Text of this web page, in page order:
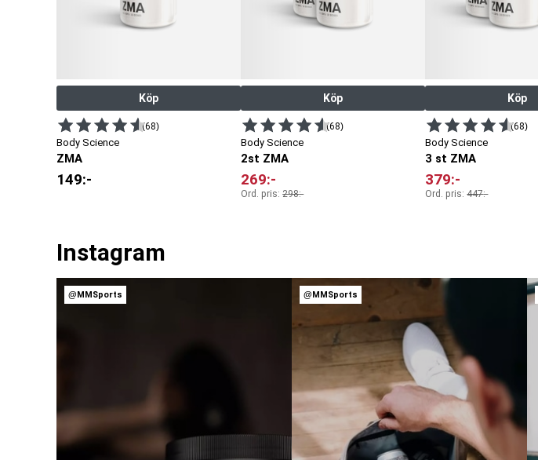
Köp
(68)
Body Science
ZMA
149:-
Köp
(68)
Body Science
2st ZMA
269:-
Ord. pris:298:-
Köp
(68)
Body Science
3 st ZMA
379:-
Ord. pris:447:-
Instagram
@MMSports @MMSports